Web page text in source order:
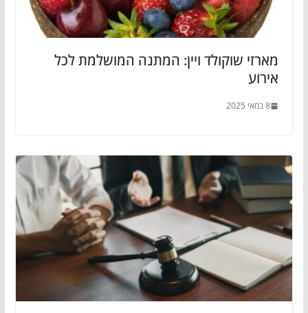
מארזי שוקולד ויין: המתנה המושלמת לכל
אירוע
8 במאי 2025